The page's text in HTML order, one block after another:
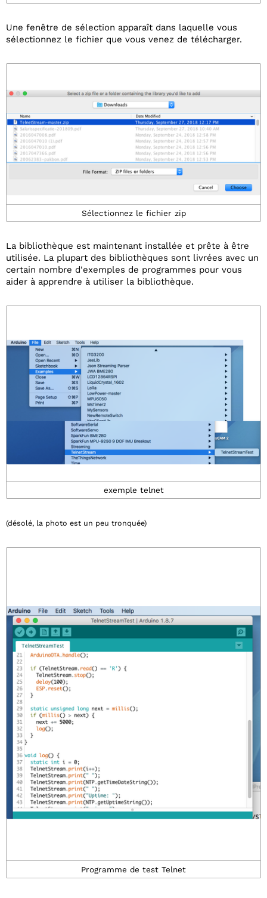
Une fenêtre de sélection apparaît dans laquelle vous
sélectionnez le fichier que vous venez de télécharger.
Sélectionnez le fichier zip
La bibliothèque est maintenant installée et prête à être
utilisée. La plupart des bibliothèques sont livrées avec un
certain nombre d'exemples de programmes pour vous
aider à apprendre à utiliser la bibliothèque.
exemple telnet
(désolé, la photo est un peu tronquée)
Programme de test Telnet